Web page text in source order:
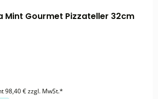
Mint Gourmet Pizzateller 32cm
98,40 € zzgl. MwSt.*